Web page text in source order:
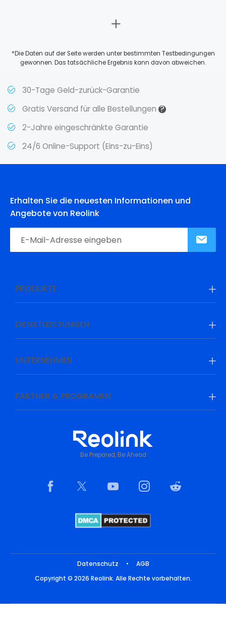
*Die Daten auf der Seite werden unter bestimmten Testbedingungen
gewonnen. Das tatsächliche Ergebnis kann davon abweichen.
30-Tage Geld-zurück-Garantie
Gratis Versand für alle Bestellungen ?
2-Jahre eingeschränkte Garantie
24/6 Online-Support (Eins-zu-Eins)
Erhalten Sie die neuesten Informationen und
Angebote von Reolink
PRODUKTE
DIENSTLEISTUNGEN
UNTERNEHMEN
PARTNER & PROGRAMME
Be Prepared, Be Ahead
Datenschutz •
AGB
Copyright © 2026 Reolink. Alle Rechte vorbehalten.